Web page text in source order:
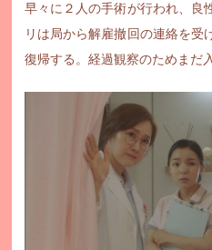
早々に２人の手術が行われ、良
リは局から解雇撤回の連絡を受
復帰する。経過観察のためまだ